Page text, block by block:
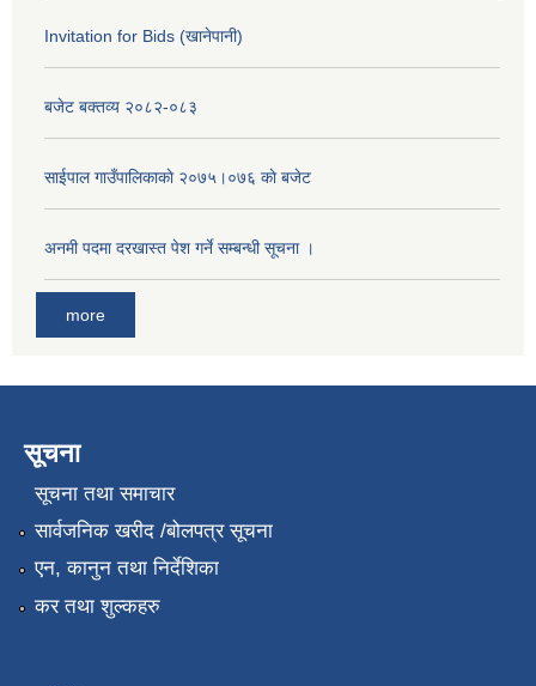
Invitation for Bids (खानेपानी)
बजेट बक्तव्य २०८२-०८३
साईपाल गाउँपालिकाकाे २०७५।०७६ काे बजेट
अनमी पदमा दरखास्त पेश गर्ने सम्बन्धी सूचना ।
more
सूचना
सूचना तथा समाचार
सार्वजनिक खरीद /बोलपत्र सूचना
एन, कानुन तथा निर्देशिका
कर तथा शुल्कहरु